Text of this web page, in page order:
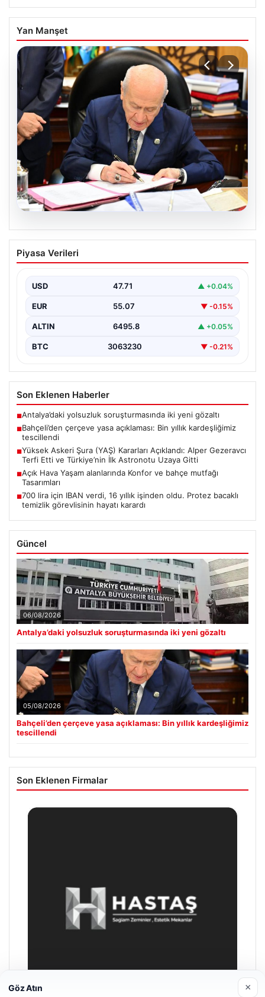
Yan Manşet
05.08.2026
Bahçeli’den çerçeve yasa açıklaması:
Bin yıllık kardeşliğimiz tescillendi
Kardeşliğimiz Resmen Tescillendi”, “content”: “ Milliyetçi
Hareket…
Piyasa Verileri
USD 47.71 ▲ +0.04%
EUR 55.07 ▼ -0.15%
ALTIN 6495.8 ▲ +0.05%
BTC 3063230 ▼ -0.21%
Son Eklenen Haberler
■Antalya’daki yolsuzluk soruşturmasında iki yeni gözaltı
■Bahçeli’den çerçeve yasa açıklaması: Bin yıllık kardeşliğimiz
tescillendi
■Yüksek Askeri Şura (YAŞ) Kararları Açıklandı: Alper Gezeravcı
Terfi Etti ve Türkiye’nin İlk Astronotu Uzaya Gitti
■Açık Hava Yaşam alanlarında Konfor ve bahçe mutfağı
Tasarımları
■700 lira için IBAN verdi, 16 yıllık işinden oldu. Protez bacaklı
temizlik görevlisinin hayatı karardı
Güncel
06/08/2026
Antalya’daki yolsuzluk soruşturmasında iki yeni gözaltı
05/08/2026
Bahçeli’den çerçeve yasa açıklaması: Bin yıllık kardeşliğimiz
tescillendi
Son Eklenen Firmalar
Göz Atın ×